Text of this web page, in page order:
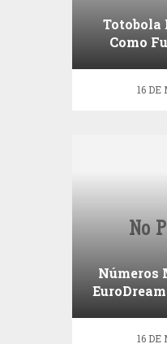
Totobola
Como
16 DE
Números
16 DE